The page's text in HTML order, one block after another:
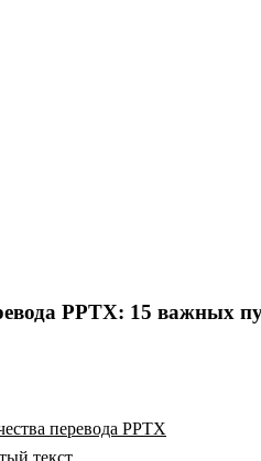
PPTX: 15 важных
перевода PPTX